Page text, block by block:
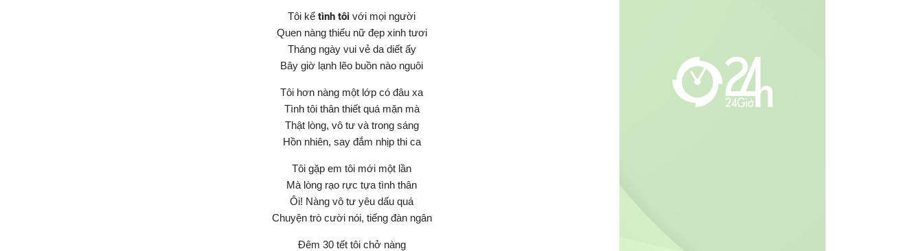
Tôi kể tình tôi với mọi người
Quen nàng thiếu nữ đẹp xinh tươi
Tháng ngày vui vẻ da diết ấy
Bây giờ lạnh lẽo buồn nào nguôi
Tôi hơn nàng một lớp có đâu xa
Tình tôi thân thiết quá mặn mà
Thật lòng, vô tư và trong sáng
Hồn nhiên, say đắm nhịp thi ca
Tôi gặp em tôi mới một lần
Mà lòng rạo rực tựa tình thân
Ôi! Nàng vô tư yêu dấu quá
Chuyện trò cười nói, tiếng đàn ngân
Đêm 30 tết tôi chở nàng